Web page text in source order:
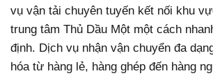
vụ vận tải chuyên tuyến kết nối khu
trung tâm Thủ Dầu Một một cách
định. Dịch vụ nhận vận chuyển đa
hóa từ hàng lẻ, hàng ghép đến hàng